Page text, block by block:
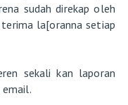
sudah direkap oleh
la[oranna setiap
sekali kan laporan